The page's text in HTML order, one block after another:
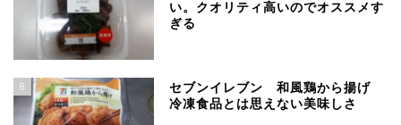
い。クオリティ高いのでオススメす
ぎる
8
セブンイレブン 和風鶏から揚げ
冷凍食品とは思えない美味しさ